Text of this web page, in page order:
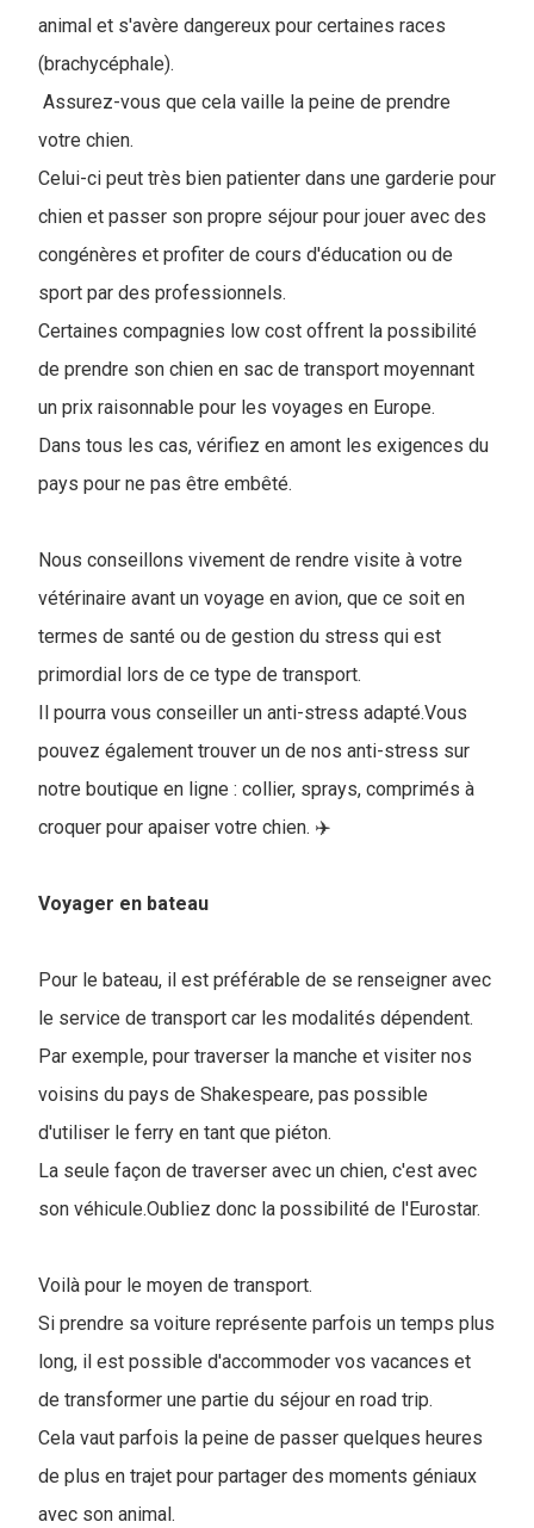
animal et s'avère dangereux pour certaines races
(brachycéphale).
Assurez-vous que cela vaille la peine de prendre
votre chien.
Celui-ci peut très bien patienter dans une garderie pour
chien et passer son propre séjour pour jouer avec des
congénères et profiter de cours d'éducation ou de
sport par des professionnels.
Certaines compagnies low cost offrent la possibilité
de prendre son chien en sac de transport moyennant
un prix raisonnable pour les voyages en Europe.
Dans tous les cas, vérifiez en amont les exigences du
pays pour ne pas être embêté.
Nous conseillons vivement de rendre visite à votre
vétérinaire avant un voyage en avion, que ce soit en
termes de santé ou de gestion du stress qui est
primordial lors de ce type de transport.
Il pourra vous conseiller un anti-stress adapté.Vous
pouvez également trouver un de nos anti-stress sur
notre boutique en ligne : collier, sprays, comprimés à
croquer pour apaiser votre chien. ✈️
Voyager en bateau
Pour le bateau, il est préférable de se renseigner avec
le service de transport car les modalités dépendent.
Par exemple, pour traverser la manche et visiter nos
voisins du pays de Shakespeare, pas possible
d'utiliser le ferry en tant que piéton.
La seule façon de traverser avec un chien, c'est avec
son véhicule.Oubliez donc la possibilité de l'Eurostar.
Voilà pour le moyen de transport.
Si prendre sa voiture représente parfois un temps plus
long, il est possible d'accommoder vos vacances et
de transformer une partie du séjour en road trip.
Cela vaut parfois la peine de passer quelques heures
de plus en trajet pour partager des moments géniaux
avec son animal.